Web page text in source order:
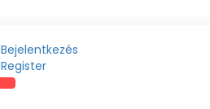
Bejelentkezés
Register